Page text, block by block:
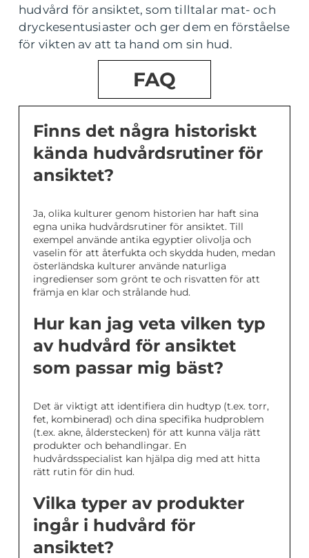
hudvård för ansiktet, som tilltalar mat- och
dryckesentusiaster och ger dem en förståelse
för vikten av att ta hand om sin hud.
FAQ
Finns det några historiskt
kända hudvårdsrutiner för
ansiktet?
Ja, olika kulturer genom historien har haft sina
egna unika hudvårdsrutiner för ansiktet. Till
exempel använde antika egyptier olivolja och
vaselin för att återfukta och skydda huden, medan
österländska kulturer använde naturliga
ingredienser som grönt te och risvatten för att
främja en klar och strålande hud.
Hur kan jag veta vilken typ
av hudvård för ansiktet
som passar mig bäst?
Det är viktigt att identifiera din hudtyp (t.ex. torr,
fet, kombinerad) och dina specifika hudproblem
(t.ex. akne, ålderstecken) för att kunna välja rätt
produkter och behandlingar. En
hudvårdsspecialist kan hjälpa dig med att hitta
rätt rutin för din hud.
Vilka typer av produkter
ingår i hudvård för
ansiktet?